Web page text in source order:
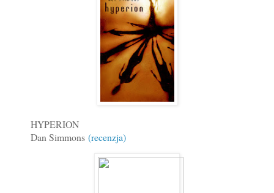
HYPERION
Dan Simmons (recenzja)